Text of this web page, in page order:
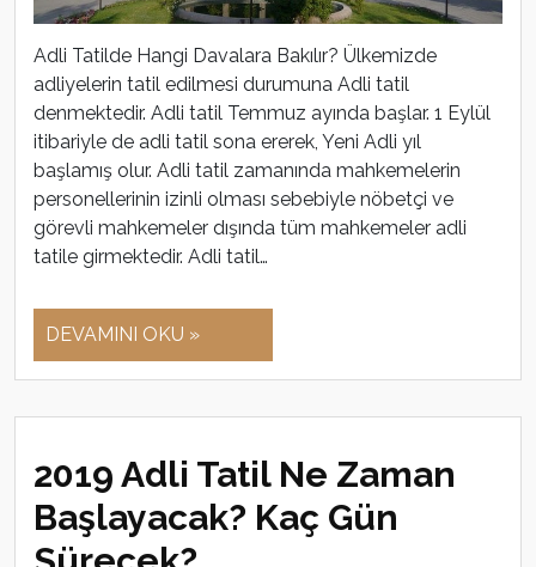
Adli Tatilde Hangi Davalara Bakılır? Ülkemizde
adliyelerin tatil edilmesi durumuna Adli tatil
denmektedir. Adli tatil Temmuz ayında başlar. 1 Eylül
itibariyle de adli tatil sona ererek, Yeni Adli yıl
başlamış olur. Adli tatil zamanında mahkemelerin
personellerinin izinli olması sebebiyle nöbetçi ve
görevli mahkemeler dışında tüm mahkemeler adli
tatile girmektedir. Adli tatil…
DEVAMINI OKU »
2019 Adli Tatil Ne Zaman
Başlayacak? Kaç Gün